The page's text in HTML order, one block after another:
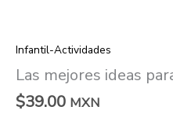
Infantil-Actividades
Las mejores ideas
$39.00 MXN